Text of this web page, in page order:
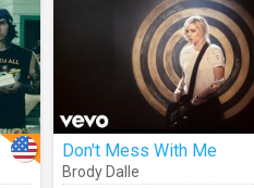
Don't Mess With Me
Brody Dalle